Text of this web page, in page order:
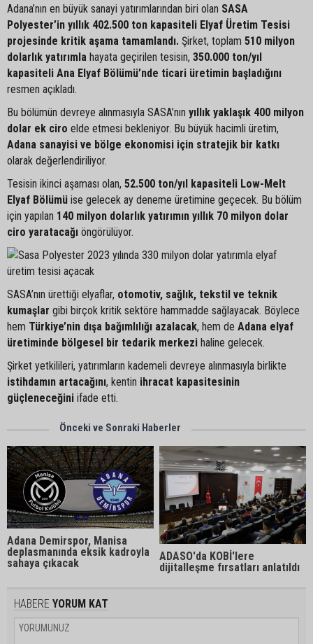
Adana’nın en büyük sanayi yatırımlarından biri olan SASA
Polyester’in yıllık 402.500 ton kapasiteli Elyaf Üretim Tesisi
projesinde kritik aşama tamamlandı. Şirket, toplam 510 milyon
dolarlık yatırımla hayata geçirilen tesisin, 350.000 ton/yıl
kapasiteli Ana Elyaf Bölümü’nde ticari üretimin başladığını
resmen açıkladı.
Bu bölümün devreye alınmasıyla SASA’nın yıllık yaklaşık 400 milyon
dolar ek ciro elde etmesi bekleniyor. Bu büyük hacimli üretim,
Adana sanayisi ve bölge ekonomisi için stratejik bir katkı
olarak değerlendiriliyor.
Tesisin ikinci aşaması olan, 52.500 ton/yıl kapasiteli Low-Melt
Elyaf Bölümü ise gelecek ay deneme üretimine geçecek. Bu bölüm
için yapılan 140 milyon dolarlık yatırımın yıllık 70 milyon dolar
ciro yaratacağı öngörülüyor.
SASA’nın ürettiği elyaflar, otomotiv, sağlık, tekstil ve teknik
kumaşlar gibi birçok kritik sektöre hammadde sağlayacak. Böylece
hem Türkiye’nin dışa bağımlılığı azalacak, hem de Adana elyaf
üretiminde bölgesel bir tedarik merkezi haline gelecek.
Şirket yetkilileri, yatırımların kademeli devreye alınmasıyla birlikte
istihdamın artacağını, kentin ihracat kapasitesinin
güçleneceğini ifade etti.
Önceki ve Sonraki Haberler
Adana Demirspor, Manisa
deplasmanında eksik kadroyla
sahaya çıkacak
ADASO'da KOBİ'lere
dijitalleşme fırsatları anlatıldı
HABERE YORUM KAT